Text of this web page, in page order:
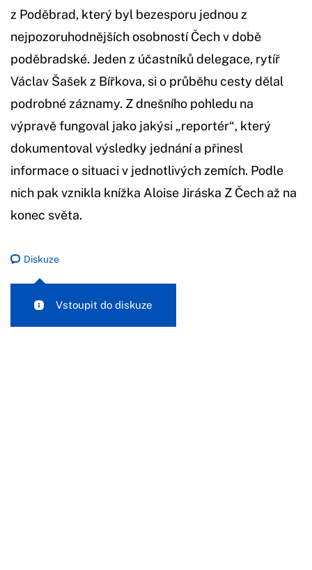
z Poděbrad, který byl bezesporu jednou z
nejpozoruhodnějších osobností Čech v době
poděbradské. Jeden z účastníků delegace, rytíř
Václav Šašek z Bířkova, si o průběhu cesty dělal
podrobné záznamy. Z dnešního pohledu na
výpravě fungoval jako jakýsi „reportér“, který
dokumentoval výsledky jednání a přinesl
informace o situaci v jednotlivých zemích. Podle
nich pak vznikla knížka Aloise Jiráska Z Čech až na
konec světa.
Diskuze
Vstoupit do diskuze